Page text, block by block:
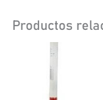
Productos